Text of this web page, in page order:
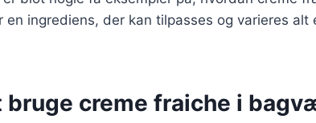
ingrediens, der kan tilpasses og varieres alt
bruge creme fraiche i